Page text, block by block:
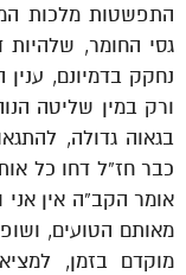
התפשטות מלכות
גסי החומר, שלהיות
נחקק בדמיונם,
ורק במין שליטה
בגאוה גדולה,
כבר חז”ל דחו כל
אומר הקב”ה אין אני
מאותם הטועים,
מוקדם בזמן,